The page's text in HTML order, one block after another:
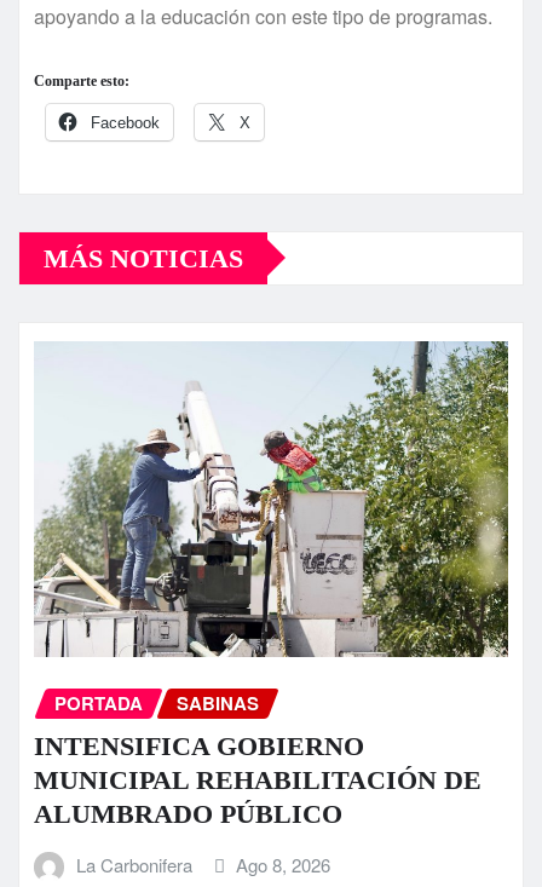
apoyando a la educación con este tipo de programas.
Comparte esto:
Facebook X
MÁS NOTICIAS
PORTADA SABINAS
INTENSIFICA GOBIERNO
MUNICIPAL REHABILITACIÓN DE
ALUMBRADO PÚBLICO
La Carbonifera Ago 8, 2026